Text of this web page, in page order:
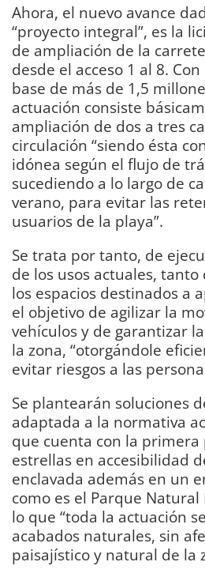
Ahora, el nuevo avance
“proyecto integral”, es la
de ampliación de la
desde el acceso 1 al 8.
base de más de 1,5
actuación consiste
ampliación de dos a tres
circulación “siendo ésta
idónea según el flujo de
sucediendo a lo largo de
verano, para evitar las
usuarios de la playa”.
Se trata por tanto, de
de los usos actuales,
los espacios destinados a
el objetivo de agilizar la
vehículos y de garantizar
la zona, “otorgándole
evitar riesgos a las
Se plantearán soluciones
adaptada a la normativa
que cuenta con la primera
estrellas en accesibilidad
enclavada además en un
como es el Parque
lo que “toda la actuación
acabados naturales, sin
paisajístico y natural de la